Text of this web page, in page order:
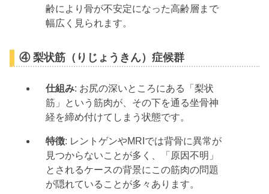
齢により骨が不安定になった高齢層まで
幅広く見られます。
④ 梨状筋（りじょうきん）症候群
仕組み: お尻の深いところにある「梨状
筋」という筋肉が、その下を通る坐骨神
経を締め付けてしまう状態です。
特徴: レントゲンやMRIでは背骨に異常が
見つからないことが多く、「原因不明」
とされるケースの背景にこの筋肉の問題
が隠れていることが多々あります。